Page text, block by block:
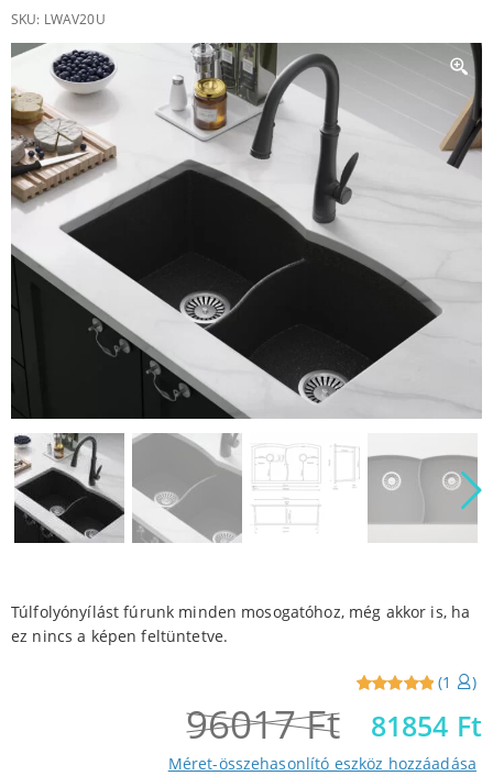
SKU: LWAV20U
Túlfolyónyílást fúrunk minden mosogatóhoz, még akkor is, ha
ez nincs a képen feltüntetve.
out of
5 from
(1 )
96017Ft 81854 Ft
Méret-összehasonlító eszköz hozzáadása